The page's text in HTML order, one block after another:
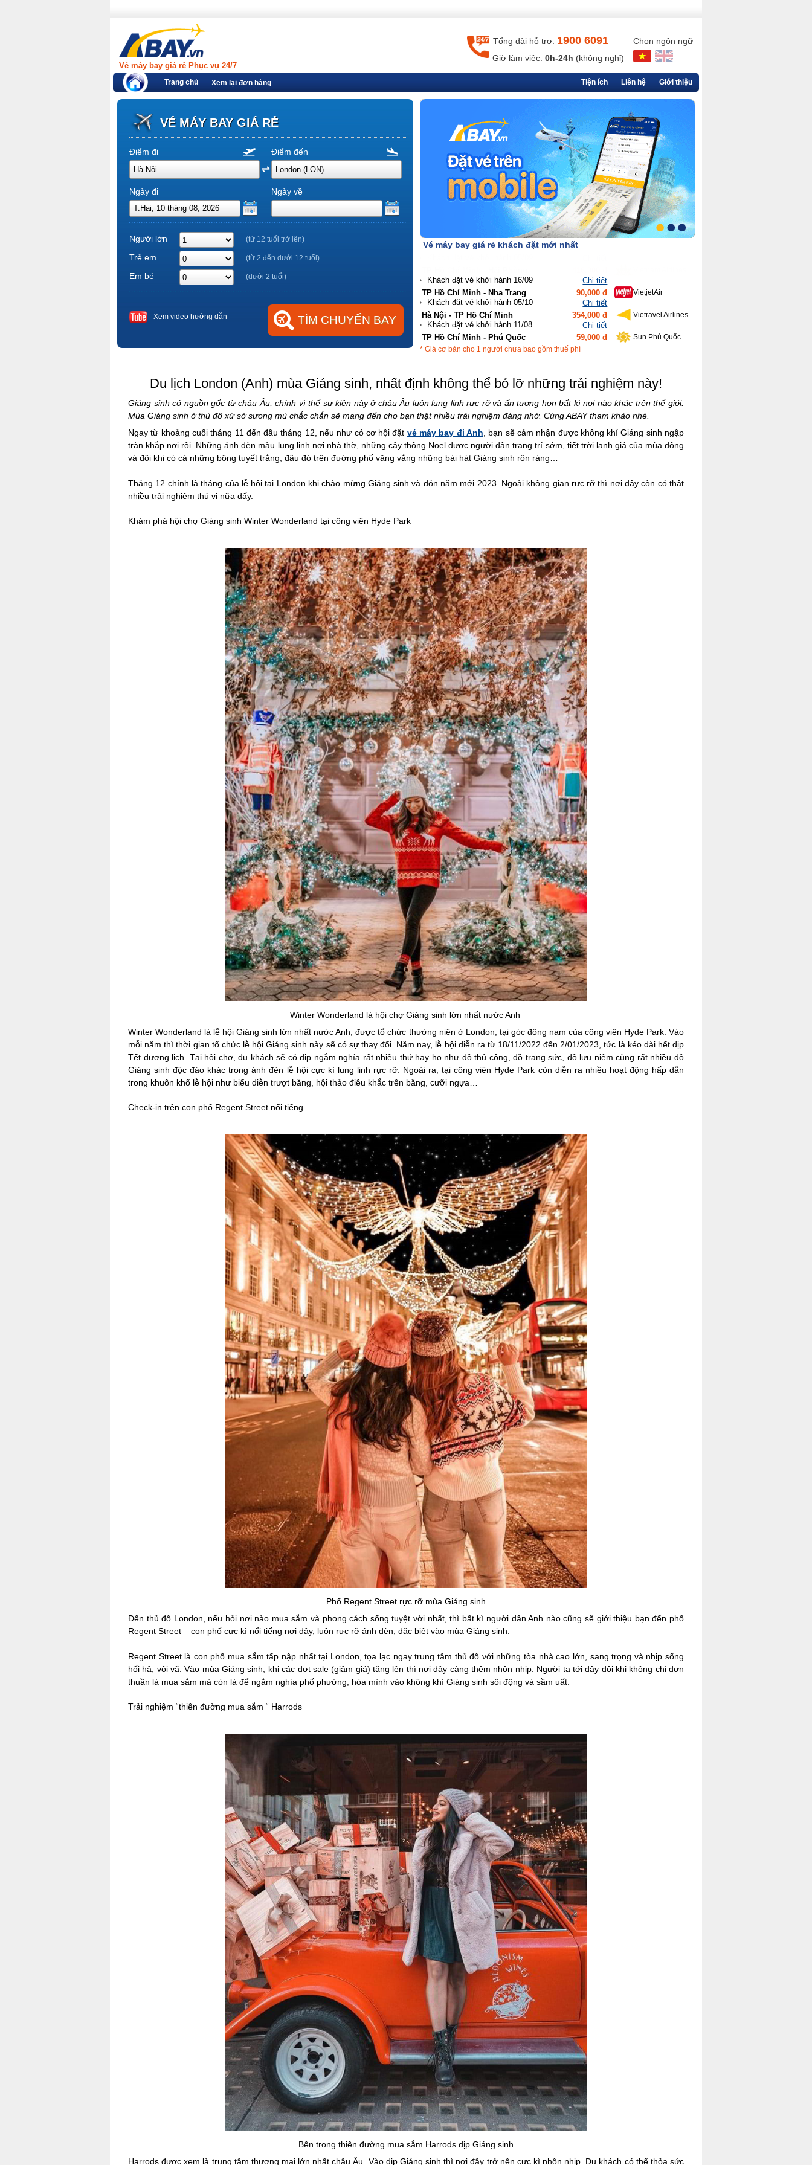
Vé máy bay giá rẻ Phục vụ 24/7
Tổng đài hỗ trợ: 1900 6091
Giờ làm việc: 0h-24h (không nghỉ)
Chọn ngôn ngữ
Trang chủ Xem lại đơn hàng Giới thiệu
Liên hệ
Tiện ích
VÉ MÁY BAY GIÁ RẺ
Điểm đi Điểm đến
Ngày đi Ngày về
Người lớn (từ 12 tuổi trở lên)
Trẻ em (từ 2 đến dưới 12 tuổi)
Em bé (dưới 2 tuổi)
Xem video hướng dẫn
Vé máy bay giá rẻ khách đặt mới nhất
Hà Nội - TP Hồ Chí Minh 354,000 đ
Chi tiết
Vietravel Airlines
TP Hồ Chí Minh - Phú Quốc 59,000 đ
Chi tiết
Sun Phú Quốc Airways
Hà Nội - Đà Nẵng 639,000 đ
Chi tiết
Bamboo Airways
* Giá cơ bản cho 1 người chưa bao gồm thuế phí
Du lịch London (Anh) mùa Giáng sinh, nhất định không thể bỏ lỡ những trải nghiệm này!
Giáng sinh có nguồn gốc từ châu Âu, chính vì thế sự kiện này ở châu Âu luôn lung linh rực rỡ và ấn tượng hơn bất kì nơi nào khác trên thế giới.
Mùa Giáng sinh ở thủ đô xứ sở sương mù chắc chắn sẽ mang đến cho bạn thật nhiều trải nghiệm đáng nhớ. Cùng ABAY tham khảo nhé.
Ngay từ khoảng cuối tháng 11 đến đầu tháng 12, nếu như có cơ hội đặt vé máy bay đi Anh , bạn sẽ cảm nhận được không khí Giáng sinh ngập
tràn khắp nơi rồi. Những ánh đèn màu lung linh nơi nhà thờ, những cây thông Noel được người dân trang trí sớm, tiết trời lạnh giá của mùa đông
và đôi khi có cả những bông tuyết trắng, đâu đó trên đường phố văng vẳng những bài hát Giáng sinh rộn ràng…
Tháng 12 chính là tháng của lễ hội tại London khi chào mừng Giáng sinh và đón năm mới 2023. Ngoài không gian rực rỡ thì nơi đây còn có thật
nhiều trải nghiệm thú vị nữa đấy.
Khám phá hội chợ Giáng sinh Winter Wonderland tại công viên Hyde Park
Winter Wonderland là hội chợ Giáng sinh lớn nhất nước Anh
Winter Wonderland là lễ hội Giáng sinh lớn nhất nước Anh, được tổ chức thường niên ở London, tại góc đông nam của công viên Hyde Park. Vào
mỗi năm thì thời gian tổ chức lễ hội Giáng sinh này sẽ có sự thay đổi. Năm nay, lễ hội diễn ra từ 18/11/2022 đến 2/01/2023, tức là kéo dài hết dịp
Tết dương lịch. Tại hội chợ, du khách sẽ có dịp ngắm nghía rất nhiều thứ hay ho như đồ thủ công, đồ trang sức, đồ lưu niệm cùng rất nhiều đồ
Giáng sinh độc đáo khác trong ánh đèn lễ hội cực kì lung linh rực rỡ. Ngoài ra, tại công viên Hyde Park còn diễn ra nhiều hoạt động hấp dẫn
trong khuôn khổ lễ hội như biểu diễn trượt băng, hội thảo điêu khắc trên băng, cưỡi ngựa…
Check-in trên con phố Regent Street nổi tiếng
Phố Regent Street rực rỡ mùa Giáng sinh
Đến thủ đô London, nếu hỏi nơi nào mua sắm và phong cách sống tuyệt vời nhất, thì bất kì người dân Anh nào cũng sẽ giới thiệu bạn đến phố
Regent Street – con phố cực kì nổi tiếng nơi đây, luôn rực rỡ ánh đèn, đặc biệt vào mùa Giáng sinh.
Regent Street là con phố mua sắm tấp nập nhất tại London, tọa lạc ngay trung tâm thủ đô với những tòa nhà cao lớn, sang trọng và nhịp sống
hối hả, vội vã. Vào mùa Giáng sinh, khi các đợt sale (giảm giá) tăng lên thì nơi đây càng thêm nhộn nhịp. Người ta tới đây đôi khi không chỉ đơn
thuần là mua sắm mà còn là để ngắm nghía phố phường, hòa mình vào không khí Giáng sinh sôi động và sầm uất.
Trải nghiệm “thiên đường mua sắm “ Harrods
Bên trong thiên đường mua sắm Harrods dịp Giáng sinh
Harrods được xem là trung tâm thương mại lớn nhất châu Âu. Vào dịp Giáng sinh thì nơi đây trở nên cực kì nhộn nhịp. Du khách có thể thỏa sức